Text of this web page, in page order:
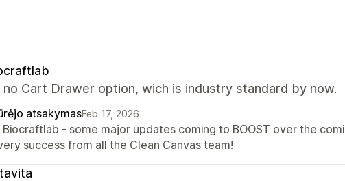
no Cart Drawer option, wich is industry standard by now.
atsakymasFeb 17, 2026
Biocraftlab - some major updates coming to BOOST over the
success from all the Clean Canvas team!